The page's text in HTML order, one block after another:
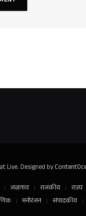
Live. Designed by
जळगाव राजकीय राज्य
मनोरंजन संपादकीय